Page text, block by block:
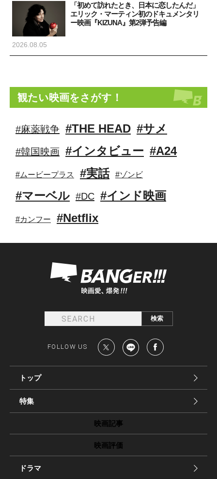
「初めて訪れたとき、日本に恋したんだ」
エリック・マーティン初のドキュメンタリ
ー映画『KIZUNA』第2弾予告編
2026.08.05
観たい映画をさがす！
#麻薬戦争 #THE HEAD #サメ
#韓国映画 #インタビュー #A24
#ムービープラス #実話 #ゾンビ
#マーベル #DC #インド映画
#カンフー #Netflix
FOLLOW US
トップ
特集
映画記事
映画評価
ドラマ